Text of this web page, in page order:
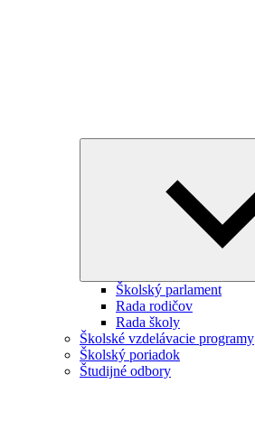
Školský parlament
Rada rodičov
Rada školy
Školské vzdelávacie programy
Školský poriadok
Študijné odbory